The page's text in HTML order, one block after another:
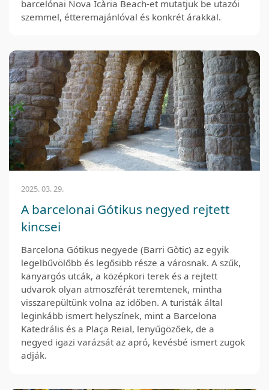
barcelónai Nova Icària Beach-et mutatjuk be utazói
szemmel, étteremajánlóval és konkrét árakkal.
2025. 03. 29.
A barcelonai Gótikus negyed rejtett
kincsei
Barcelona Gótikus negyede (Barri Gòtic) az egyik
legelbűvölőbb és legősibb része a városnak. A szűk,
kanyargós utcák, a középkori terek és a rejtett
udvarok olyan atmoszférát teremtenek, mintha
visszarepültünk volna az időben. A turisták által
leginkább ismert helyszínek, mint a Barcelona
Katedrális és a Plaça Reial, lenyűgözőek, de a
negyed igazi varázsát az apró, kevésbé ismert zugok
adják.